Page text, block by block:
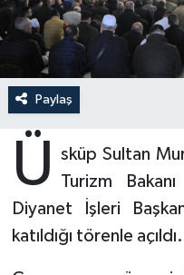
Paylaş
Ü sküp Sultan
Turizm
Diyanet İşleri
katıldığı törenle açıldı.
Balıkesir
Bartın Müftülüğü
Bayburt Müftülüğü
Bilecik Müftülüğü
Peygamberimizin
Ramazan
Zekat
DİYANET RADYO/
DEPREM
Eğitim
Kültür-Sanat